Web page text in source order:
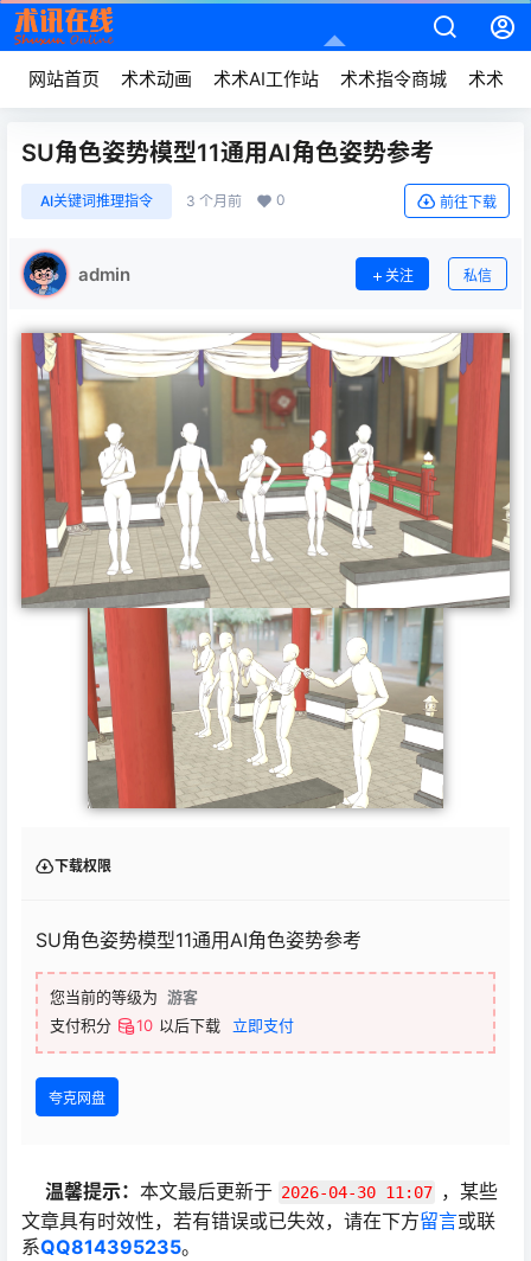
网站首页 术术动画 术术AI工作站 术术指令商城 术术动
SU角色姿势模型11通用AI角色姿势参考
AI关键词推理指令 3 个月前 0 前往下载
admin 关注 私信
下载权限
SU角色姿势模型11通用AI角色姿势参考
您当前的等级为 游客
支付积分
10 以后下载 立即支付
夸克网盘
温馨提示： 本文最后更新于 2026-04-30 11:07 ，某些
文章具有时效性，若有错误或已失效，请在下方留言或联
系QQ814395235。